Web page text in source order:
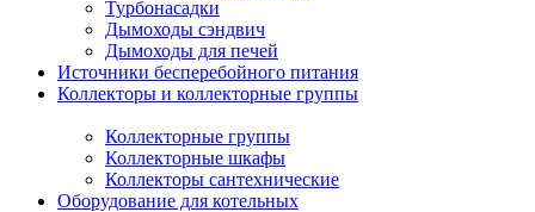
Турбонасадки
Дымоходы сэндвич
Дымоходы для печей
Источники бесперебойного питания
Коллекторы и коллекторные группы
Коллекторные группы
Коллекторные шкафы
Коллекторы сантехнические
Оборудование для котельных